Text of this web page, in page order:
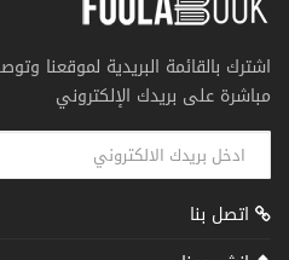
اشترك بالقائمة البريدية لموقعنا
مباشرة على بريدك الإلكتروني
اتصل بنا